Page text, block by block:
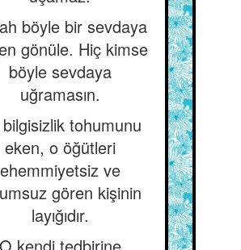
böyle bir sevdaya
gönüle. Hiç kimse
böyle sevdaya
uğramasın.
tohumunu
eken, o öğütleri
ehemmiyetsiz ve
gören kişinin
layığıdır.